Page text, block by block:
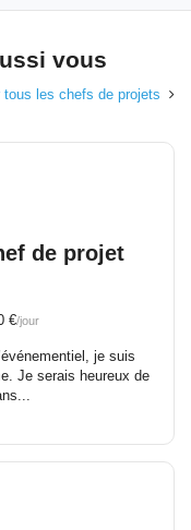
vous
tous les chefs de projets
de projet
€/jour
je suis
Je serais heureux de